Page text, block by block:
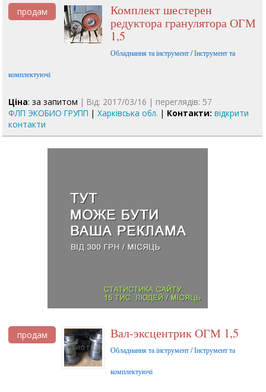
продам Комплект шестерен
редуктора гранулятора ОГМ
1,5
Обладнання та інструмент / Інструмент та
комплектуючі
Ціна: за запитом | Від: 2017/03/16 | переглядів: 57
ФЛП ЭКОБИО ГРУПП |Харківська обл. | Контакти: відкрити
контакти
продам Вал-эксцентрик ОГМ 1,5
Обладнання та інструмент / Інструмент та
комплектуючі